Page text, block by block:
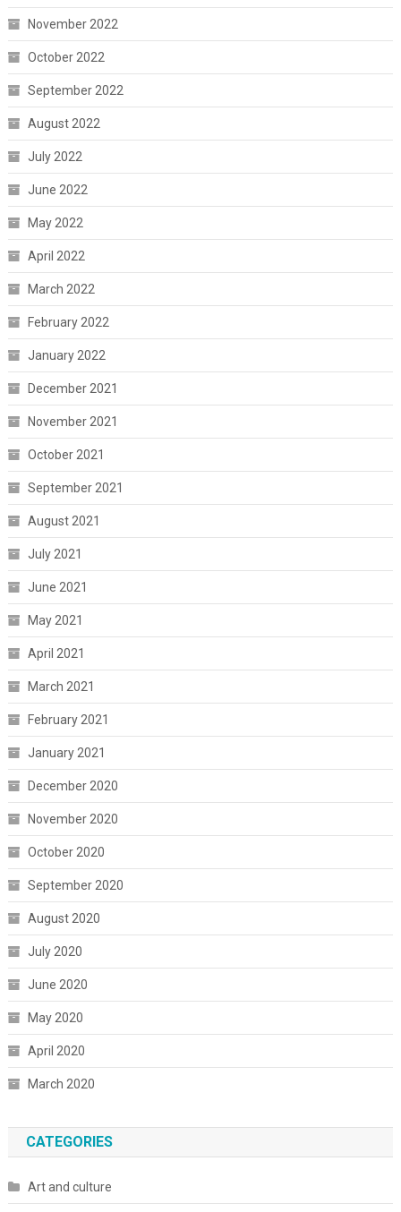
November 2022
October 2022
September 2022
August 2022
July 2022
June 2022
May 2022
April 2022
March 2022
February 2022
January 2022
December 2021
November 2021
October 2021
September 2021
August 2021
July 2021
June 2021
May 2021
April 2021
March 2021
February 2021
January 2021
December 2020
November 2020
October 2020
September 2020
August 2020
July 2020
June 2020
May 2020
April 2020
March 2020
CATEGORIES
Art and culture